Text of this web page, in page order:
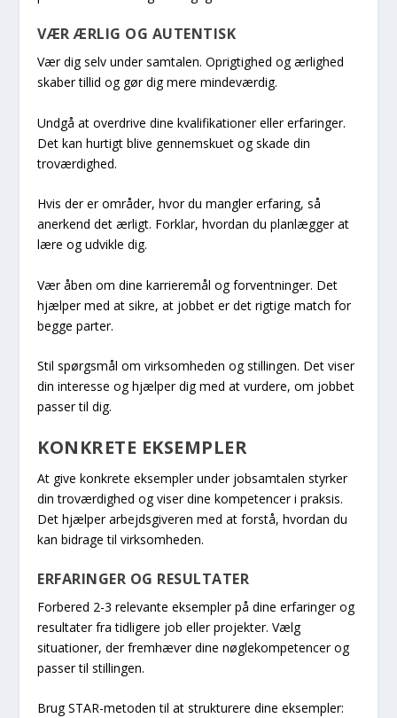
VÆR ÆRLIG OG AUTENTISK
Vær dig selv under samtalen. Oprigtighed og ærlighed
skaber tillid og gør dig mere mindeværdig.
Undgå at overdrive dine kvalifikationer eller erfaringer.
Det kan hurtigt blive gennemskuet og skade din
troværdighed.
Hvis der er områder, hvor du mangler erfaring, så
anerkend det ærligt. Forklar, hvordan du planlægger at
lære og udvikle dig.
Vær åben om dine karrieremål og forventninger. Det
hjælper med at sikre, at jobbet er det rigtige match for
begge parter.
Stil spørgsmål om virksomheden og stillingen. Det viser
din interesse og hjælper dig med at vurdere, om jobbet
passer til dig.
KONKRETE EKSEMPLER
At give konkrete eksempler under jobsamtalen styrker
din troværdighed og viser dine kompetencer i praksis.
Det hjælper arbejdsgiveren med at forstå, hvordan du
kan bidrage til virksomheden.
ERFARINGER OG RESULTATER
Forbered 2-3 relevante eksempler på dine erfaringer og
resultater fra tidligere job eller projekter. Vælg
situationer, der fremhæver dine nøglekompetencer og
passer til stillingen.
Brug STAR-metoden til at strukturere dine eksempler: